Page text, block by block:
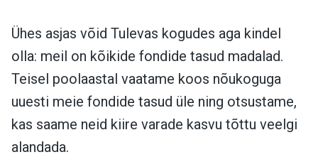
Ühes asjas võid Tulevas kogudes aga kindel
olla: meil on kõikide fondide tasud madalad.
Teisel poolaastal vaatame koos nõukoguga
uuesti meie fondide tasud üle ning otsustame,
kas saame neid kiire varade kasvu tõttu veelgi
alandada.